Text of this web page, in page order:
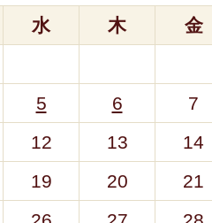
水 木 金
5 6
7
12 13
14
19 20
21